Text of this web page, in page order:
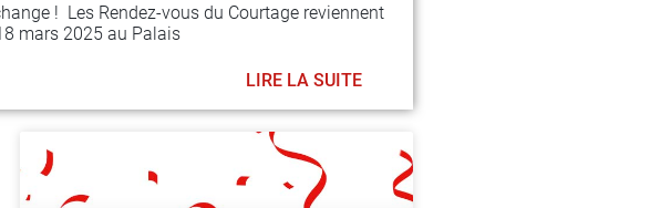
! Les Rendez-vous du Courtage reviennent
mars 2025 au Palais
LIRE LA SUITE